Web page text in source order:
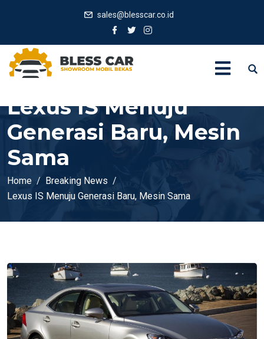
sales@blesscar.co.id
Lexus IS Menuju
Generasi Baru, Mesin
Sama
Home
Breaking News
Lexus IS Menuju Generasi Baru, Mesin Sama